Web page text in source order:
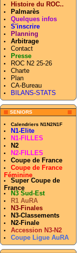
Histoire du ROC..
Palmarès
Quelques infos
S'inscrire
Planning
Arbitrage
Contact
Presse
ROC N2 25-26
Charte
Plan
CA-Bureau
BILANS-STATS
SENIORS
Calendriers N1N2N1F
N1-Elite
N1-FILLES
N2
N2-FILLES
Coupe de France
Coupe de France
Féminine
Super Coupe de
France
N3 Sud-Est
R1 AuRA
N3-Finales
N3-Classements
N2-Finale
Accession N3-N2
Coupe Ligue AuRA